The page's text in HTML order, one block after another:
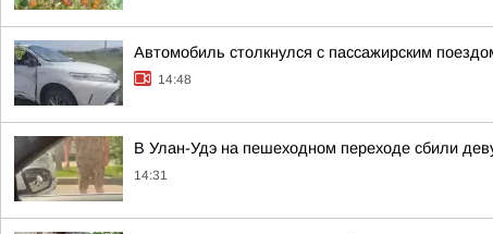
Автомобиль столкнулся с пассажирским
14:48
В Улан-Удэ на пешеходном переходе сбили
14:31